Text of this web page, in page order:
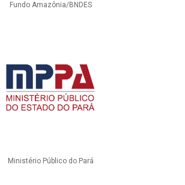
Fundo Amazônia/BNDES
Ministério Público do Pará